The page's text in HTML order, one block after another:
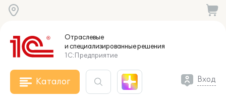
Отраслевые
и специализированныерешения
1С:Предприятие
Каталог Вход